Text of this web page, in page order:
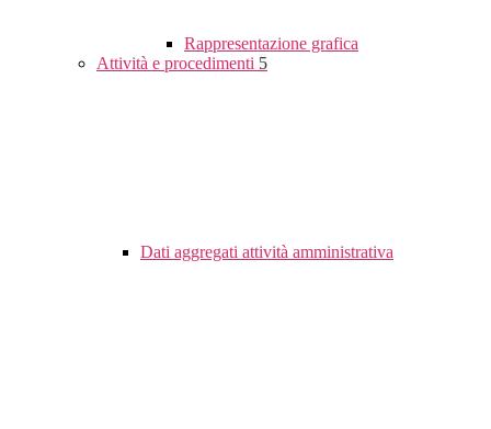
Rappresentazione grafica
Attività e procedimenti 5
Dati aggregati attività amministrativa